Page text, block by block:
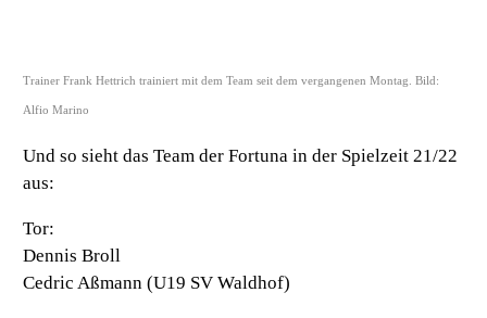
Trainer Frank Hettrich trainiert mit dem Team seit dem vergangenen Montag. Bild:
Alfio Marino
Und so sieht das Team der Fortuna in der Spielzeit 21/22
aus:
Tor:
Dennis Broll
Cedric Aßmann (U19 SV Waldhof)